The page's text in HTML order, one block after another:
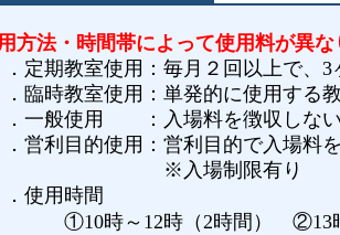
方法・時間帯によって使用料が異
教室使用：毎月２回以上で、3
教室使用：単発的に使用する
般使用 ：入場料を徴収しな
目的使用：営利目的で入場料を
場制限有り
用時間
①10時～12時（2時間）
②13